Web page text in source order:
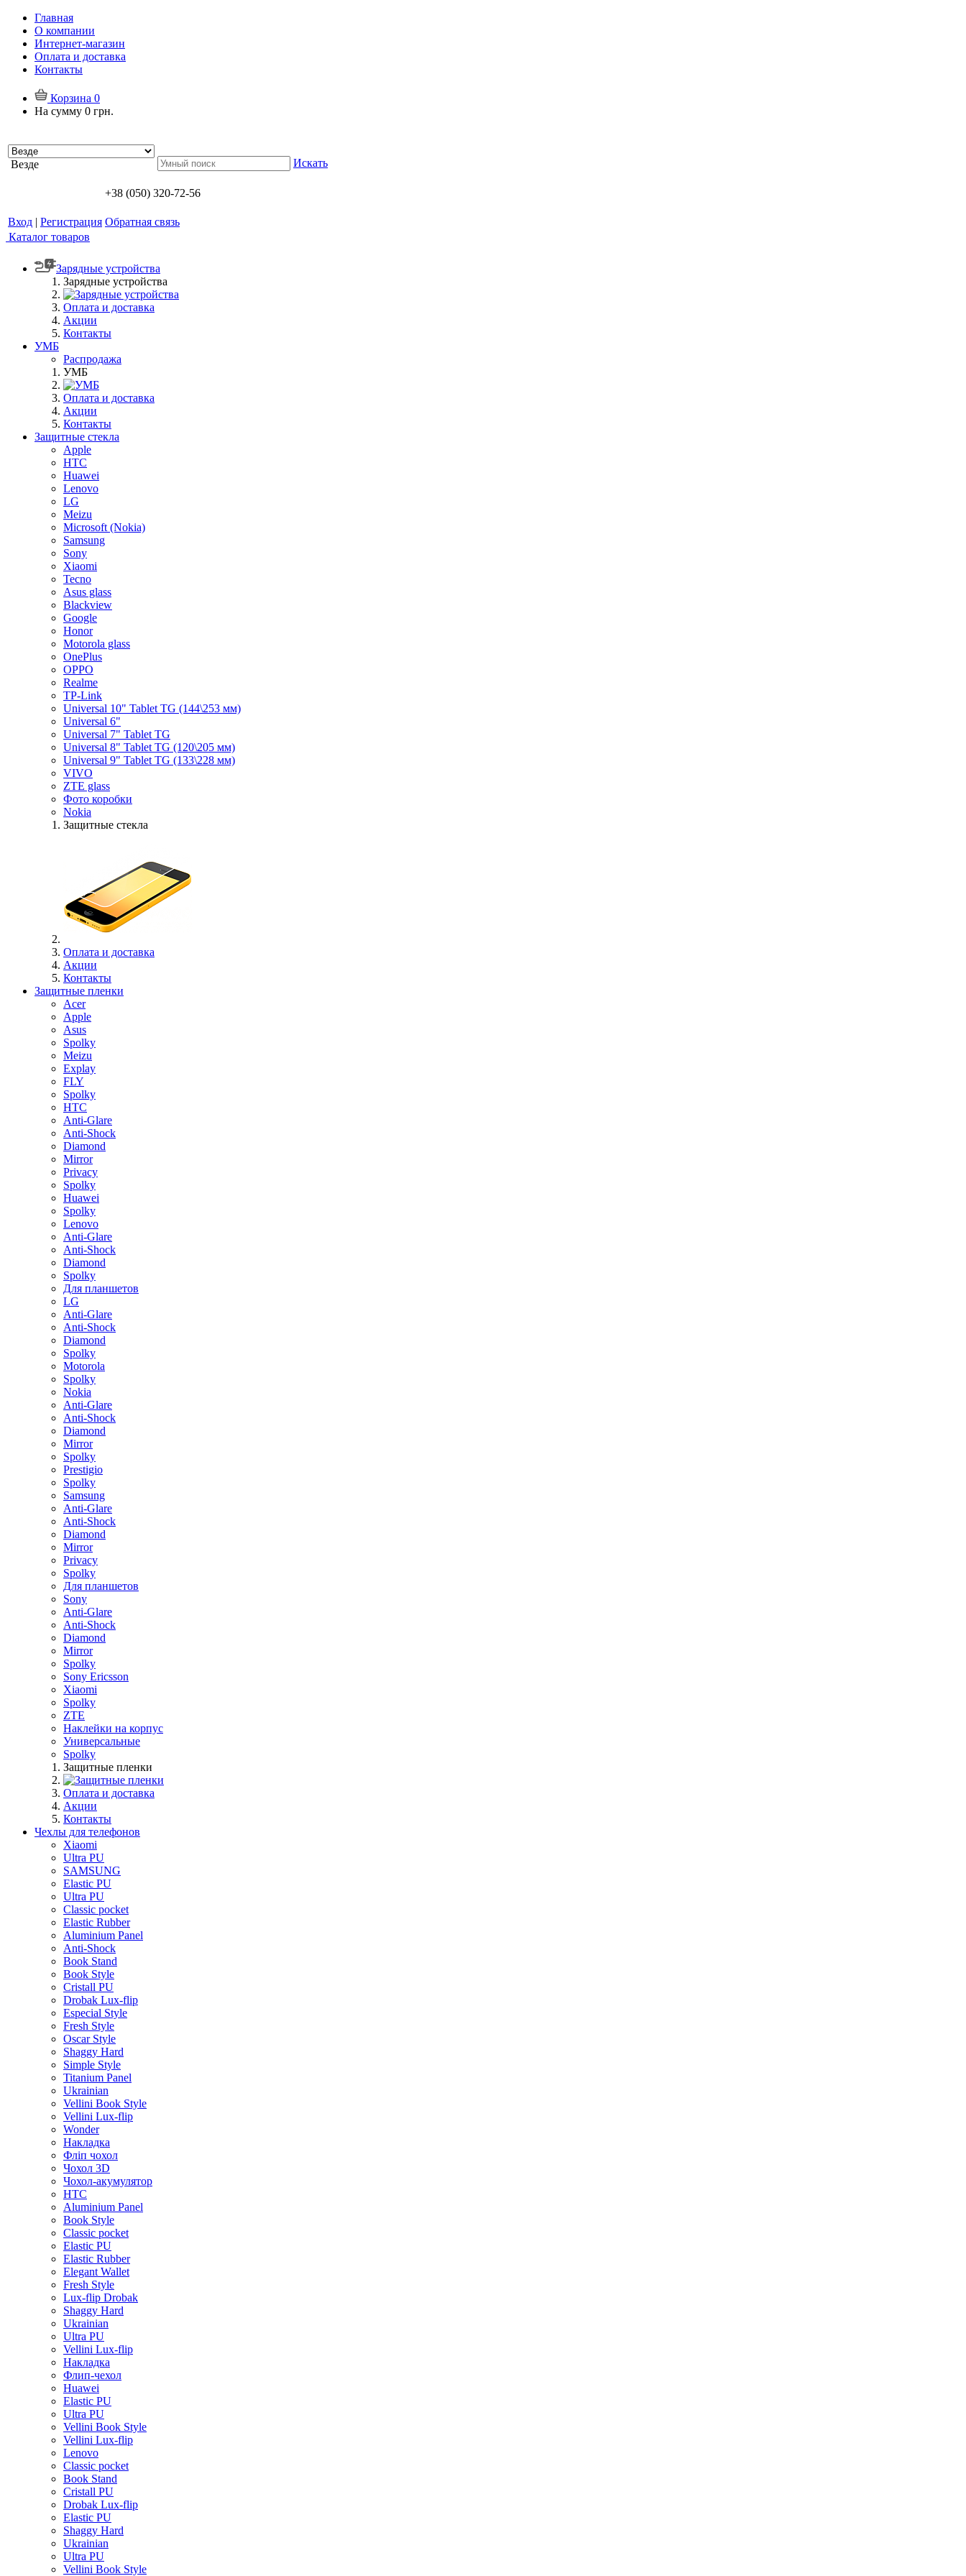
Главная
О компании
Интернет-магазин
Оплата и доставка
Контакты
Корзина 0
На сумму 0 грн.
Везде Искать
+38 (050) 320-72-56
Вход | Регистрация Обратная связь
Каталог товаров
Зарядные устройства
Зарядные устройства
Оплата и доставка
Акции
Контакты
УМБ
Распродажа
УМБ
Оплата и доставка
Акции
Контакты
Защитные стекла
Apple
HTC
Huawei
Lenovo
LG
Meizu
Microsoft (Nokia)
Samsung
Sony
Xiaomi
Tecno
Asus glass
Blackview
Google
Honor
Motorola glass
OnePlus
OPPO
Realme
TP-Link
Universal 10" Tablet TG (144\253 мм)
Universal 6"
Universal 7" Tablet TG
Universal 8" Tablet TG (120\205 мм)
Universal 9" Tablet TG (133\228 мм)
VIVO
ZTE glass
Фото коробки
Nokia
Защитные стекла
Оплата и доставка
Акции
Контакты
Защитные пленки
Acer
Apple
Asus
Spolky
Meizu
Explay
FLY
Spolky
HTC
Anti-Glare
Anti-Shock
Diamond
Mirror
Privacy
Spolky
Huawei
Spolky
Lenovo
Anti-Glare
Anti-Shock
Diamond
Spolky
Для планшетов
LG
Anti-Glare
Anti-Shock
Diamond
Spolky
Motorola
Spolky
Nokia
Anti-Glare
Anti-Shock
Diamond
Mirror
Spolky
Prestigio
Spolky
Samsung
Anti-Glare
Anti-Shock
Diamond
Mirror
Privacy
Spolky
Для планшетов
Sony
Anti-Glare
Anti-Shock
Diamond
Mirror
Spolky
Sony Ericsson
Xiaomi
Spolky
ZTE
Наклейки на корпус
Универсальные
Spolky
Защитные пленки
Оплата и доставка
Акции
Контакты
Чехлы для телефонов
Xiaomi
Ultra PU
SAMSUNG
Elastic PU
Ultra PU
Classic pocket
Elastic Rubber
Aluminium Panel
Anti-Shock
Book Stand
Book Style
Cristall PU
Drobak Lux-flip
Especial Style
Fresh Style
Oscar Style
Shaggy Hard
Simple Style
Titanium Panel
Ukrainian
Vellini Book Style
Vellini Lux-flip
Wonder
Накладка
Фліп чохол
Чохол 3D
Чохол-акумулятор
HTC
Aluminium Panel
Book Style
Classic pocket
Elastic PU
Elastic Rubber
Elegant Wallet
Fresh Style
Lux-flip Drobak
Shaggy Hard
Ukrainian
Ultra PU
Vellini Lux-flip
Накладка
Флип-чехол
Huawei
Elastic PU
Ultra PU
Vellini Book Style
Vellini Lux-flip
Lenovo
Classic pocket
Book Stand
Cristall PU
Drobak Lux-flip
Elastic PU
Shaggy Hard
Ukrainian
Ultra PU
Vellini Book Style